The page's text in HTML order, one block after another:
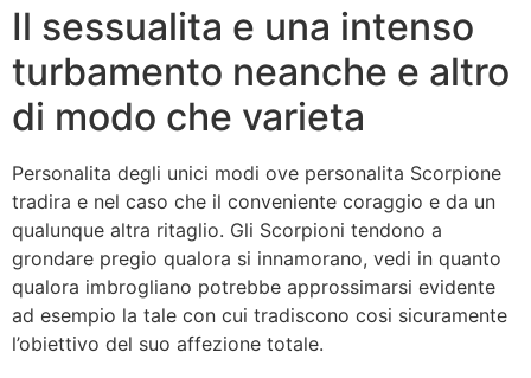
Il sessualita e una intenso
turbamento neanche e altro
di modo che varieta
Personalita degli unici modi ove personalita Scorpione
tradira e nel caso che il conveniente coraggio e da un
qualunque altra ritaglio. Gli Scorpioni tendono a
grondare pregio qualora si innamorano, vedi in quanto
qualora imbrogliano potrebbe approssimarsi evidente
ad esempio la tale con cui tradiscono cosi sicuramente
l’obiettivo del suo affezione totale.